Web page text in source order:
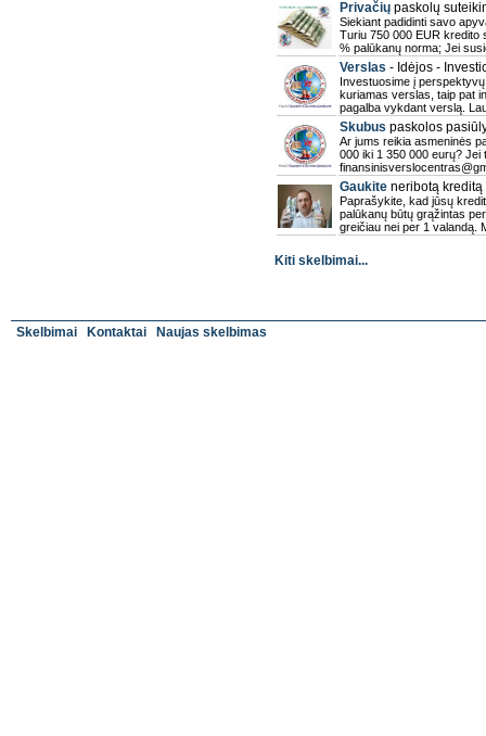
Privačių paskolų
Siekiant padidinti savo
Turiu 750 000 EUR kredito
% palūkanų norma; Jei
Verslas - Idėjos -
Investuosime į
kuriamas verslas, taip pat
pagalba vykdant verslą.
Skubus paskolos
Ar jums reikia asmeninės
000 iki 1 350 000 eurų?
Gaukite neribotą kreditą
Paprašykite, kad jūsų
palūkanų būtų grąžintas
greičiau nei per 1 valandą.
Kiti skelbimai...
Skelbimai Kontaktai Naujas skelbimas